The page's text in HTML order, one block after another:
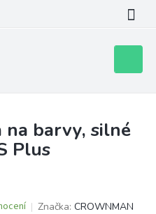
košík
na barvy, silné
Plus
Značka: CROWNMAN